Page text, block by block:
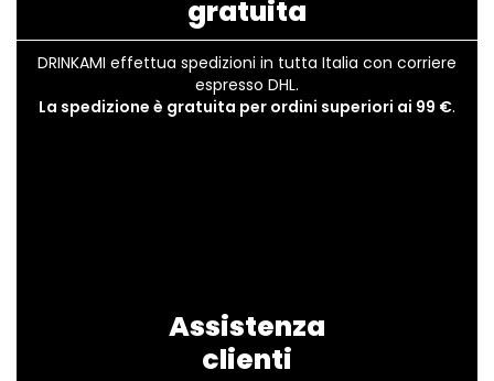
gratuita
DRINKAMI effettua spedizioni in tutta Italia con corriere
espresso DHL.
La spedizione è gratuita per ordini superiori ai 99 €.
Assistenza
clienti